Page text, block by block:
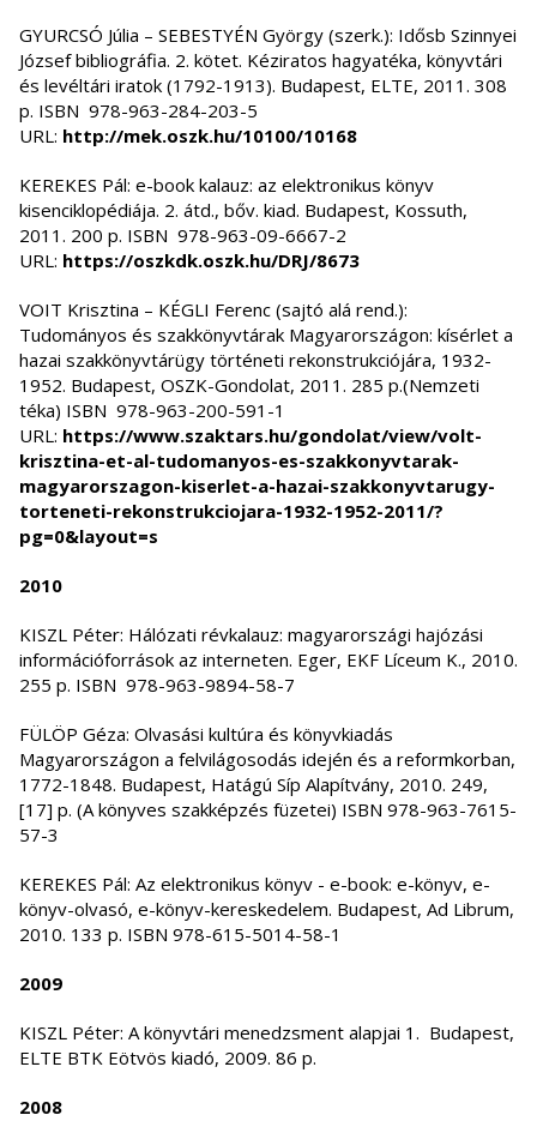
GYURCSÓ Júlia – SEBESTYÉN György (szerk.): Idősb Szinnyei
József bibliográfia. 2. kötet. Kéziratos hagyatéka, könyvtári
és levéltári iratok (1792-1913). Budapest, ELTE, 2011. 308
p. ISBN 978-963-284-203-5
URL: http://mek.oszk.hu/10100/10168
KEREKES Pál: e-book kalauz: az elektronikus könyv
kisenciklopédiája. 2. átd., bőv. kiad. Budapest, Kossuth,
2011. 200 p. ISBN 978-963-09-6667-2
URL: https://oszkdk.oszk.hu/DRJ/8673
VOIT Krisztina – KÉGLI Ferenc (sajtó alá rend.):
Tudományos és szakkönyvtárak Magyarországon: kísérlet a
hazai szakkönyvtárügy történeti rekonstrukciójára, 1932-
1952. Budapest, OSZK-Gondolat, 2011. 285 p.(Nemzeti
téka) ISBN 978-963-200-591-1
URL: https://www.szaktars.hu/gondolat/view/volt-
krisztina-et-al-tudomanyos-es-szakkonyvtarak-
magyarorszagon-kiserlet-a-hazai-szakkonyvtarugy-
torteneti-rekonstrukciojara-1932-1952-2011/?
pg=0&layout=s
2010
KISZL Péter: Hálózati révkalauz: magyarországi hajózási
információforrások az interneten. Eger, EKF Líceum K., 2010.
255 p. ISBN 978-963-9894-58-7
FÜLÖP Géza: Olvasási kultúra és könyvkiadás
Magyarországon a felvilágosodás idején és a reformkorban,
1772-1848. Budapest, Hatágú Síp Alapítvány, 2010. 249,
[17] p. (A könyves szakképzés füzetei) ISBN 978-963-7615-
57-3
KEREKES Pál: Az elektronikus könyv - e-book: e-könyv, e-
könyv-olvasó, e-könyv-kereskedelem. Budapest, Ad Librum,
2010. 133 p. ISBN 978-615-5014-58-1
2009
KISZL Péter: A könyvtári menedzsment alapjai 1. Budapest,
ELTE BTK Eötvös kiadó, 2009. 86 p.
2008